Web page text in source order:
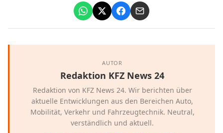
AUTOR
Redaktion KFZ News 24
Redaktion von KFZ News 24. Wir berichten über
aktuelle Entwicklungen aus den Bereichen Auto,
Mobilität, Verkehr und Fahrzeugtechnik. Neutral,
verständlich und aktuell.